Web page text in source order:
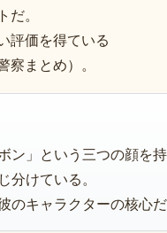
。
評価を得ている
察まとめ）。
ン」という三つの顔を
分けている。
のキャラクターの核心